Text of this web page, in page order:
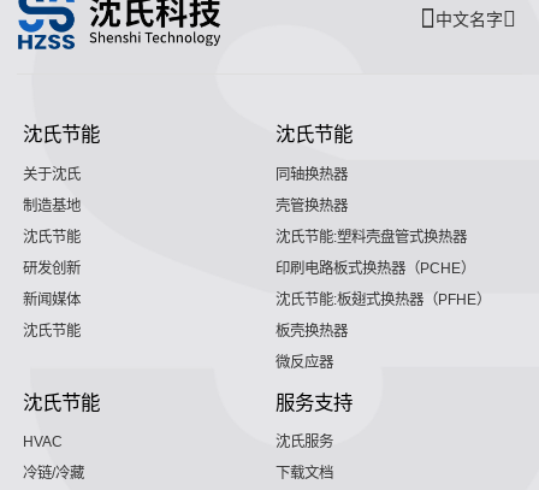
中文名字
沈氏节能
关于沈氏
制造基地
沈氏节能
研发创新
新闻媒体
沈氏节能
沈氏节能
同轴换热器
壳管换热器
沈氏节能:塑料壳盘管式换热器
印刷电路板式换热器（PCHE）
沈氏节能:板翅式换热器（PFHE）
板壳换热器
微反应器
沈氏节能
HVAC
冷链/冷藏
服务支持
沈氏服务
下载文档